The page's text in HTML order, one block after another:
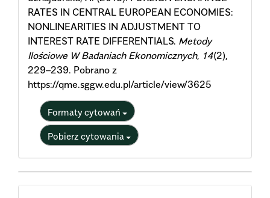
RATES IN CENTRAL EUROPEAN ECONOMIES:
NONLINEARITIES IN ADJUSTMENT TO
INTEREST RATE DIFFERENTIALS. Metody
Ilościowe W Badaniach Ekonomicznych, 14(2),
229–239. Pobrano z
https://qme.sggw.edu.pl/article/view/3625
Formaty cytowań
Pobierz cytowania